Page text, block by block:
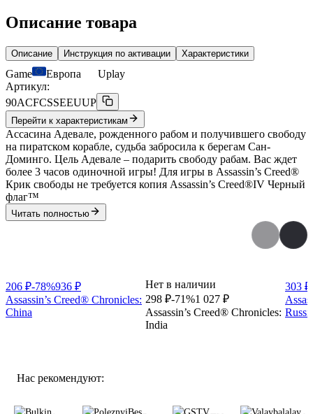
Описание товара
Описание Инструкция по активации Характеристики
Game Европа
Uplay
Артикул:
90ACFCSSEEUUP
Перейти к характеристикам
Ассасина Адевале, рожденного рабом и получившего свободу
на пиратском корабле, судьба забросила к берегам Сан-
Доминго. Цель Адевале – подарить свободу рабам. Вас ждет
более 3 часов одиночной игры! Для игры в Assassin’s Creed®
Крик свободы не требуется копия Assassin’s Creed®IV Черный
флаг™
Читать полностью
206 ₽-78%936 ₽
Assassin’s Creed® Chronicles:
China
Нет в наличии
298 ₽-71%1 027 ₽
Assassin’s Creed® Chronicles:
India
303 ₽
Нас рекомендуют: